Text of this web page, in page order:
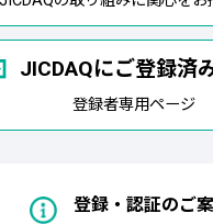
JICDAQにご登録済
登録者専用ページ
登録・認証のご